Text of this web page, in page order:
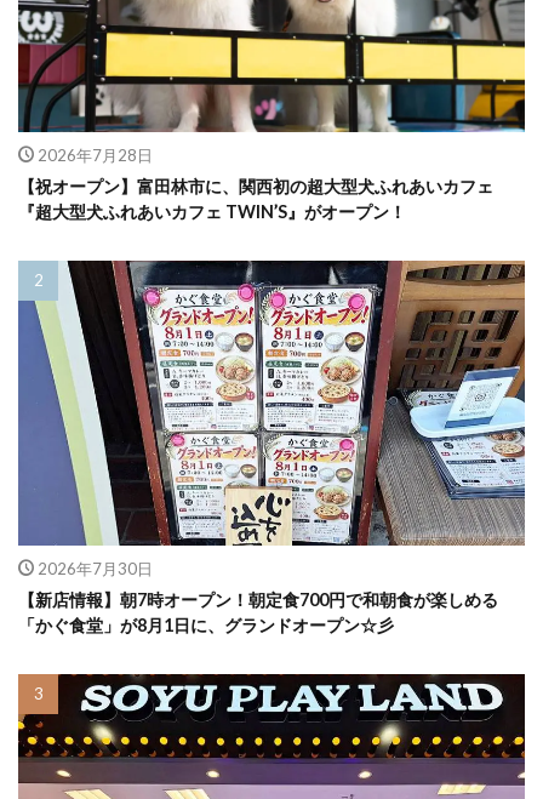
2026年7月28日
【祝オープン】富田林市に、関西初の超大型犬ふれあいカフェ
『超大型犬ふれあいカフェ TWIN’S』がオープン！
2026年7月30日
【新店情報】朝7時オープン！朝定食700円で和朝食が楽しめる
「かぐ食堂」が8月1日に、グランドオープン☆彡